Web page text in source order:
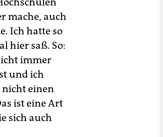
mache, auch
Ich hatte so
hier saß. So:
immer
und ich
nicht einen
ist eine Art
sich auch